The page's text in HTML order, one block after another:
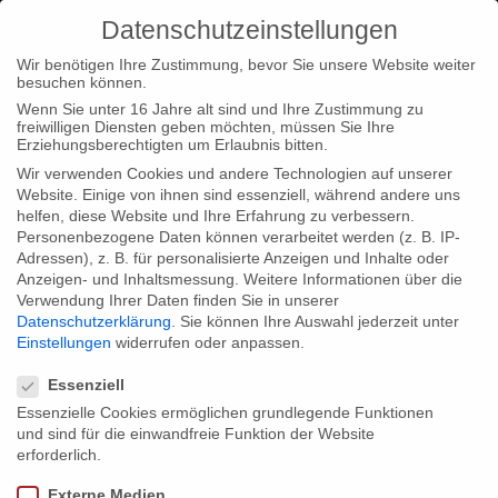
Datenschutzeinstellungen
Wir benötigen Ihre Zustimmung, bevor Sie unsere Website weiter
besuchen können.
Wenn Sie unter 16 Jahre alt sind und Ihre Zustimmung zu
freiwilligen Diensten geben möchten, müssen Sie Ihre
Erziehungsberechtigten um Erlaubnis bitten.
Wir verwenden Cookies und andere Technologien auf unserer
Website. Einige von ihnen sind essenziell, während andere uns
helfen, diese Website und Ihre Erfahrung zu verbessern.
Personenbezogene Daten können verarbeitet werden (z. B. IP-
Adressen), z. B. für personalisierte Anzeigen und Inhalte oder
Anzeigen- und Inhaltsmessung. Weitere Informationen über die
Verwendung Ihrer Daten finden Sie in unserer
Datenschutzerklärung
Sie können Ihre Auswahl jederzeit unter
Einstellungen widerrufen oder anpassen.
Essenziell
Essenzielle Cookies ermöglichen grundlegende Funktionen
und sind für die einwandfreie Funktion der Website
erforderlich.